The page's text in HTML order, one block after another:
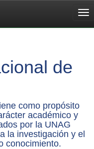
de
como propósito
académico y
por la UNAG
la investigación y el
conocimiento.